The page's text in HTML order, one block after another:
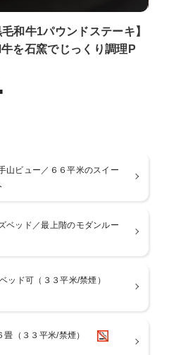
和牛1パウンドステーキ】
を石窯でじっくり調理P
し、余分な脂を落とすことで、濃
肉は、外はカリッと、中はしっとり
で切り分けいたします。
形式にて地場産野菜、県産ヨーグル
メニューでご用意しております。朝
ビュー／６６平米のスイー
ッド／最上階のモダンルー
ッド可（３３平米/禁煙）
畳（３３平米/禁煙）